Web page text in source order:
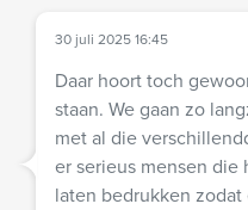
30 juli 2025 16:45
Daar hoort toch
staan. We gaan zo
met al die
er serieus mensen
laten bedrukken